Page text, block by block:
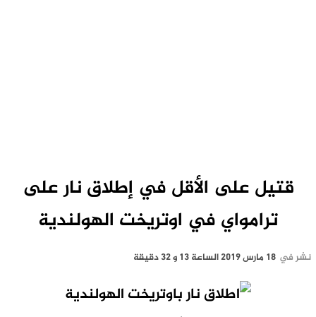
قتيل على الأقل في إطلاق نار على
ترامواي في اوتريخت الهولندية
نشر في 18 مارس 2019 الساعة 13 و 32 دقيقة